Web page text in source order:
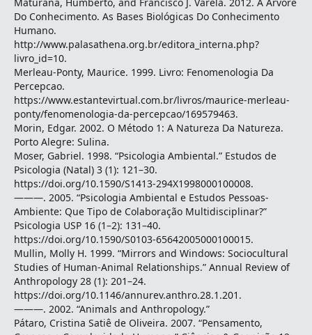
Do Conhecimento. As Bases Biológicas Do Conhecimento
Humano.
http://www.palasathena.org.br/editora_interna.php?
livro_id=10.
Merleau-Ponty, Maurice. 1999. Livro: Fenomenologia Da
Percepcao.
https://www.estantevirtual.com.br/livros/maurice-merleau-
ponty/fenomenologia-da-percepcao/169579463.
Morin, Edgar. 2002. O Método 1: A Natureza Da Natureza.
Porto Alegre: Sulina.
Moser, Gabriel. 1998. “Psicologia Ambiental.” Estudos de
Psicologia (Natal) 3 (1): 121–30.
https://doi.org/10.1590/S1413-294X1998000100008.
———. 2005. “Psicologia Ambiental e Estudos Pessoas-
Ambiente: Que Tipo de Colaboração Multidisciplinar?”
Psicologia USP 16 (1–2): 131–40.
https://doi.org/10.1590/S0103-65642005000100015.
Mullin, Molly H. 1999. “Mirrors and Windows: Sociocultural
Studies of Human-Animal Relationships.” Annual Review of
Anthropology 28 (1): 201–24.
https://doi.org/10.1146/annurev.anthro.28.1.201.
———. 2002. “Animals and Anthropology.”
Pátaro, Cristina Satiê de Oliveira. 2007. “Pensamento,